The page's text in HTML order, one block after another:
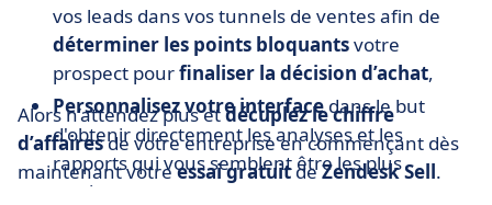
vos leads dans vos tunnels de ventes afin de
déterminer les points bloquantsvotre
prospect pourfinaliser la décision d’achat,
Personnalisez votre interfacedans le but
d'obtenir directement les analyses et les
rapports qui vous semblent être les plus
pertinents.
Alors n’attendez plus etdécuplez le chiffre
d’affairesde votre entreprise en commençant dès
maintenant votreessai gratuitdeZendesk Sell.